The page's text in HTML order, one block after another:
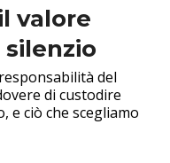
valore
del
di custodire
e ciò che scegliamo